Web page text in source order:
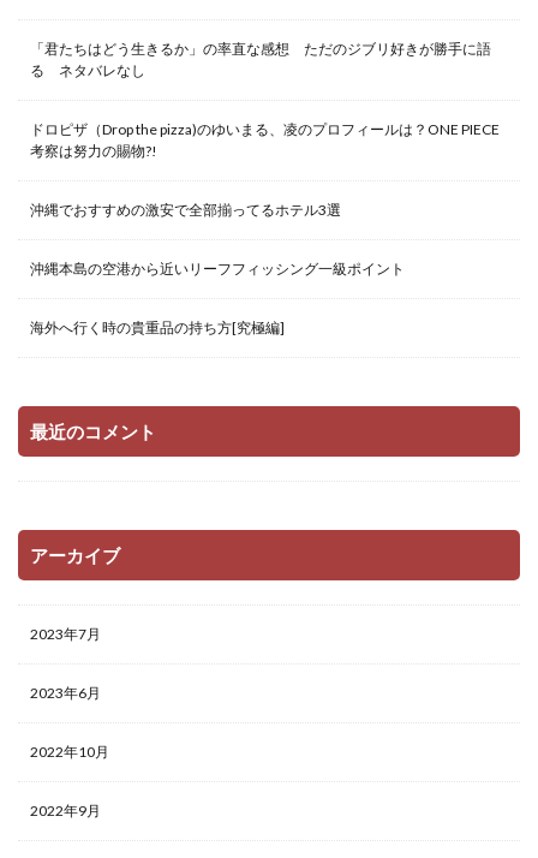
「君たちはどう生きるか」の率直な感想 ただのジブリ好きが勝手に語
る ネタバレなし
ドロピザ（Drop the pizza)のゆいまる、凌のプロフィールは？ONE PIECE
考察は努力の賜物?!
沖縄でおすすめの激安で全部揃ってるホテル3選
沖縄本島の空港から近いリーフフィッシング一級ポイント
海外へ行く時の貴重品の持ち方[究極編]
最近のコメント
アーカイブ
2023年7月
2023年6月
2022年10月
2022年9月